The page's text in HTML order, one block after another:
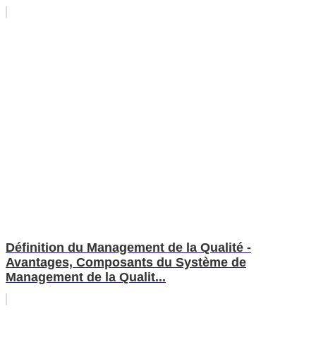
Définition du Management de la Qualité -
Avantages, Composants du Système de
Management de la Qualit...